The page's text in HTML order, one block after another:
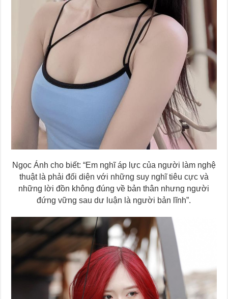
Ngọc Ánh cho biết: “Em nghĩ áp lực của người làm nghệ
thuật là phải đối diện với những suy nghĩ tiêu cực và
những lời đồn không đúng về bản thân nhưng người
đứng vững sau dư luận là người bản lĩnh”.